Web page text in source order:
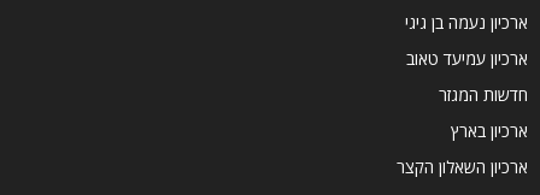
ארכיון נעמה בן גיגי
ארכיון עמיעד טאוב
חדשות המגזר
ארכיון בארץ
ארכיון השאלון הקצר